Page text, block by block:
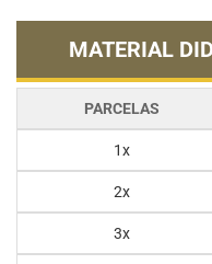
MATERIAL
PARCELAS
1x
2x
3x